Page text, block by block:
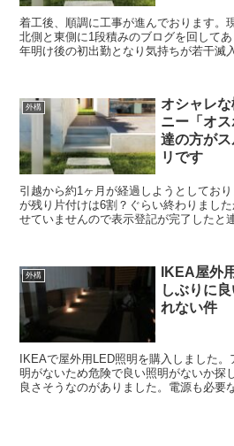
着工後、順調に工事が進んでおります。
北側と東側に1段積みのブログを回してあ
年明け後の初出勤となり気持ちが若干滅
外構
オシャレ
ニー「オ
達の方が
リです
引越から約1ヶ月が経過しようとしてお
が残り片付けは6割？ぐらい終わりまし
せていませんので表示登記が完了したと
外構
IKEA屋外
しぶりに
れない件
IKEAで屋外用LED照明を購入しました
明がないため危険で良い照明がないか探
良さそうなのがありました。電源も必要